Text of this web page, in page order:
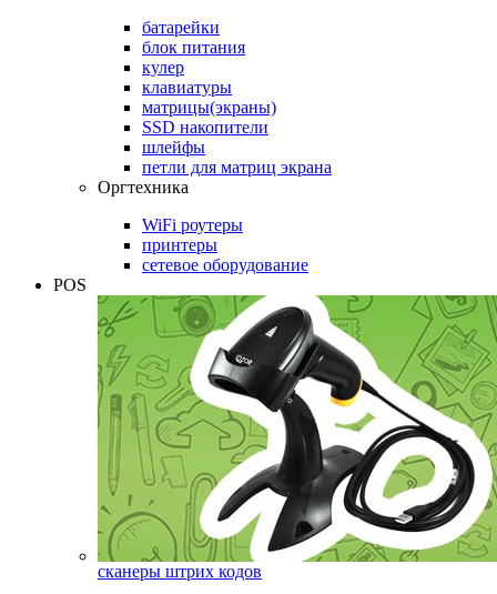
батарейки
блок питания
кулер
клавиатуры
матрицы(экраны)
SSD накопители
шлейфы
петли для матриц экрана
Оргтехника
WiFi роутеры
принтеры
сетевое оборудование
POS
сканеры штрих кодов